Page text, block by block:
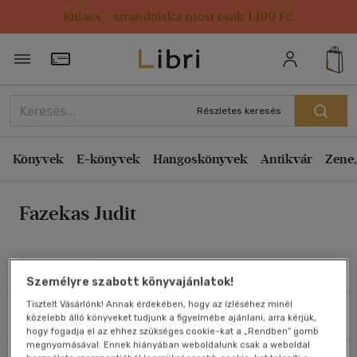
Kulacs / strandtáska most csak 1499 Ft!
Törzsvásárlói Kártya adatai
Részletes keresés
Könyvek E-könyvek Hangoskönyvek Antikvár
Fazekas Judit
Művei
Szűrés Rendezés
Rendezés
Kiadás éve szerint csökkenő
Ár szerint csökkenő
Eladott darabszám szerint csökkenő
Cím szerint A-Z
Szerző szerint A-Z
Megjelenítés
Személyre szabott könyvajánlatok!
Tisztelt Vásárlónk! Annak érdekében, hogy az ízléséhez minél
közelebb álló könyveket tudjunk a figyelmébe ajánlani, arra kérjük,
hogy fogadja el az ehhez szükséges cookie-kat a „Rendben” gomb
megnyomásával. Ennek hiányában weboldalunk csak a weboldal